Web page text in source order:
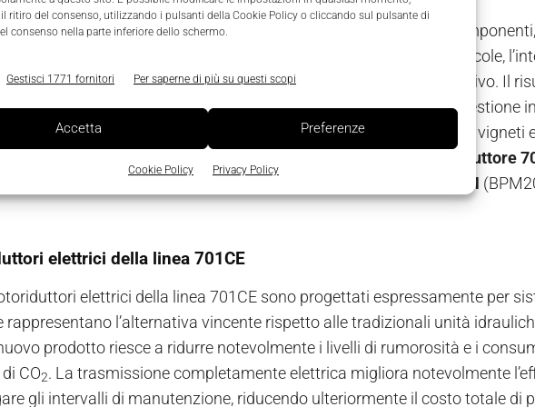
ritiro del consenso, utilizzando i pulsanti della Cookie Policy o cliccando sul pulsante di
consenso nella parte inferiore dello schermo.
Gestisci 1771 fornitori Per saperne di più su questi scopi
Accetta Preferenze
Cookie Policy Privacy Policy
lavora in sinergia con FieldRobotics non solo per la fornitura di
elettrico, degli azionamenti elettrici delle attrezzature agricole,
assistita e autonoma e il controllo elettrico-elettronico complessivo. Il
e attuazione customizzatache, abbinata al nuovo sistema di gestione
di svolgere operazioni accurate e monitorate da remoto tra i filari di vigneti
motoriduttore
a magneti permanenti con interfacce SAE della Serie
BPM
elettrici della linea 701CE
elettrici della linea 701CE sono progettati espressamente per
rappresentano l’alternativa vincente rispetto alle tradizionali unità
prodotto riesce a ridurre notevolmente i livelli di rumorosità e i
CO2. La trasmissione completamente elettrica migliora notevolmente
gli intervalli di manutenzione, riducendo ulteriormente il costo totale di